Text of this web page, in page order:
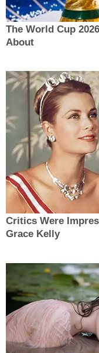
The World Cup
About
Critics Were
Grace Kelly